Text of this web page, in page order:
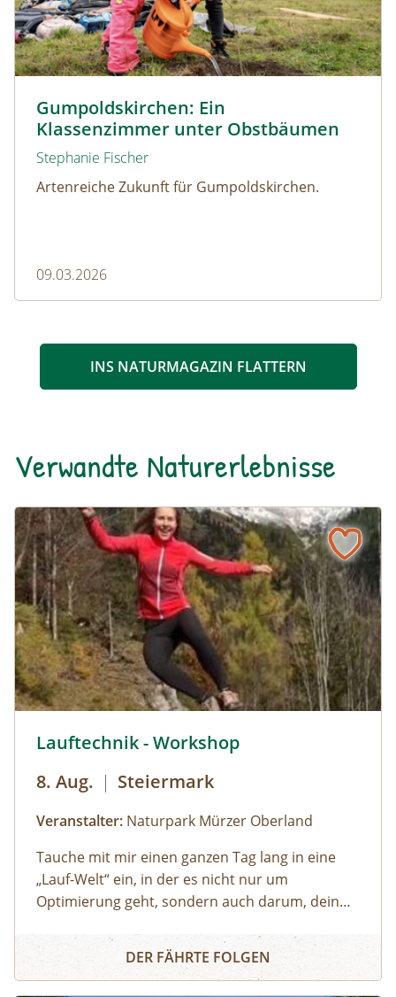
Gumpoldskirchen: Ein
Klassenzimmer unter Obstbäumen
Stephanie Fischer
Artenreiche Zukunft für Gumpoldskirchen.
09.03.2026
INS NATURMAGAZIN FLATTERN
Verwandte Naturerlebnisse
Lauftechnik - Workshop
8. Aug. | Steiermark
Veranstalter: Naturpark Mürzer Oberland
Tauche mit mir einen ganzen Tag lang in eine
„Lauf-Welt“ ein, in der es nicht nur um
Optimierung geht, sondern auch darum, dein
in der Technik nicht nur erarbeitet, sondern
gespürt wird. In der Leichtigkeit und
Lauftechnik - Workshop
DER FÄHRTE FOLGEN